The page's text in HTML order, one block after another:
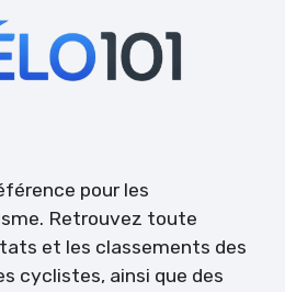
pour les
Retrouvez toute
et les classements des
cyclistes, ainsi que des